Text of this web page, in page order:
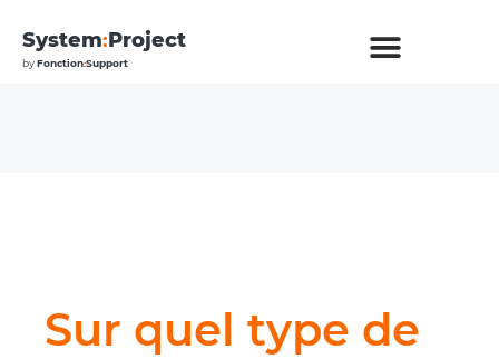
System:Project
byFonction:Support
Sur quel type de